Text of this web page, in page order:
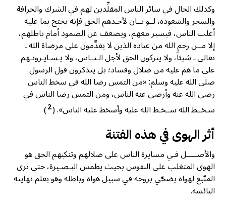
وكذلك الحال في سائر الناس المقلِّدين لهم في الشرك والخرافة
والسحر والشعوذة، لــو بــان لأحـدهم الحق فإنه يحتج بما عليه
أغلب الناس، فيسير معهم، ويضعف عن الصمود أمام باطلهم،
إلا مــن رحم الله من عباده الذين لا يقدِّمون على مرضاة الله ـ
تعالى ـ شيئاً، ولا يتركون الحق لأجل الـنــاس، ولا يـسـايـرونـهم
على ما هم عليه من ضلال وفساد؛ بل يتذكرون قول الرسول
صلى الله عليه وسلم: «من التمس رضا الله في سخط الناس
رضي الله عنه وأرضى عنه الناس، ومن التمس رضا الناس في
سـخــط الله ســخـط الله عليه وأسخط عليه الناس».(
2
)
أثر الهوى في هذه الفتنة
والأصـــــل فـي مسايرة الناس على ضلالهم وتنكبهم الحق هو
الهوى المتغلب على النفوس بحيث يطمس البـصـيرة، حتى ترى
المتّبع لهواه يضحّي بروحه في سبيل هواه وباطله وهو يعلم نهايته
البائسة.